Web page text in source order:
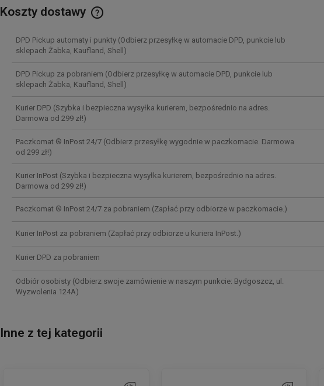
Koszty dostawy
Cena nie zawiera ewentualnych kosztów
płatności
DPD Pickup automaty i punkty(Odbierz przesyłkę w automacie DPD, punkcie lub
sklepach Żabka, Kaufland, Shell)
DPD Pickup za pobraniem (Odbierz przesyłkę w automacie DPD, punkcie lub
sklepach Żabka, Kaufland, Shell)
Kurier DPD (Szybka i bezpieczna wysyłka kurierem, bezpośrednio na adres.
Darmowa od 299 zł!)
Paczkomat ® InPost 24/7(Odbierz przesyłkę wygodnie w paczkomacie. Darmowa
od 299 zł!)
Kurier InPost (Szybka i bezpieczna wysyłka kurierem, bezpośrednio na adres.
Darmowa od 299 zł!)
Paczkomat ® InPost 24/7 za pobraniem (Zapłać przy odbiorze w paczkomacie.)
Kurier InPost za pobraniem (Zapłać przy odbiorze u kuriera InPost.)
Kurier DPD za pobraniem
Odbiór osobisty(Odbierz swoje zamówienie w naszym punkcie: Bydgoszcz, ul.
Wyzwolenia 124A)
Inne z tej kategorii